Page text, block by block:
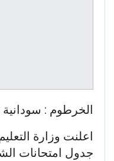
الخرطوم : سودانية
اعلنت وزارة